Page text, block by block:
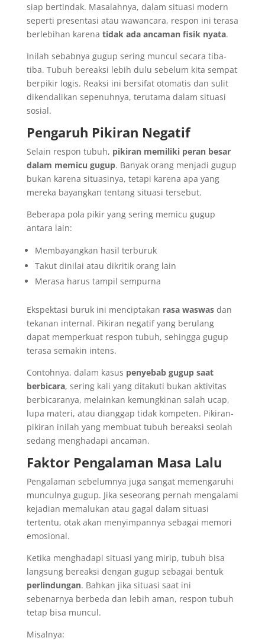
siap bertindak. Masalahnya, dalam situasi modern
seperti presentasi atau wawancara, respon ini terasa
berlebihan karena tidak ada ancaman fisik nyata.
Inilah sebabnya gugup sering muncul secara tiba-
tiba. Tubuh bereaksi lebih dulu sebelum kita sempat
berpikir logis. Reaksi ini bersifat otomatis dan sulit
dikendalikan sepenuhnya, terutama dalam situasi
sosial.
Pengaruh Pikiran Negatif
Selain respon tubuh, pikiran memiliki peran besar
dalam memicu gugup. Banyak orang menjadi gugup
bukan karena situasinya, tetapi karena apa yang
mereka bayangkan tentang situasi tersebut.
Beberapa pola pikir yang sering memicu gugup
antara lain:
Membayangkan hasil terburuk
Takut dinilai atau dikritik orang lain
Merasa harus tampil sempurna
Ekspektasi buruk ini menciptakan rasa waswasdan
tekanan internal. Pikiran negatif yang berulang
dapat memperkuat respon tubuh, sehingga gugup
terasa semakin intens.
Contohnya, dalam kasus penyebab gugup saat
berbicara, sering kali yang ditakuti bukan aktivitas
berbicaranya, melainkan kemungkinan salah ucap,
lupa materi, atau dianggap tidak kompeten. Pikiran-
pikiran inilah yang membuat tubuh bereaksi seolah
sedang menghadapi ancaman.
Faktor Pengalaman Masa Lalu
Pengalaman sebelumnya juga sangat memengaruhi
munculnya gugup. Jika seseorang pernah mengalami
kejadian memalukan atau gagal dalam situasi
tertentu, otak akan menyimpannya sebagai memori
emosional.
Ketika menghadapi situasi yang mirip, tubuh bisa
langsung bereaksi dengan gugup sebagai bentuk
perlindungan. Bahkan jika situasi saat ini
sebenarnya berbeda dan lebih aman, respon tubuh
tetap bisa muncul.
Misalnya: